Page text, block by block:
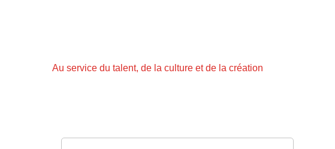
Au service du talent, de la culture et de la création